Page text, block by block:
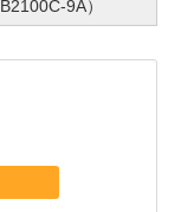
B2100C-9A）